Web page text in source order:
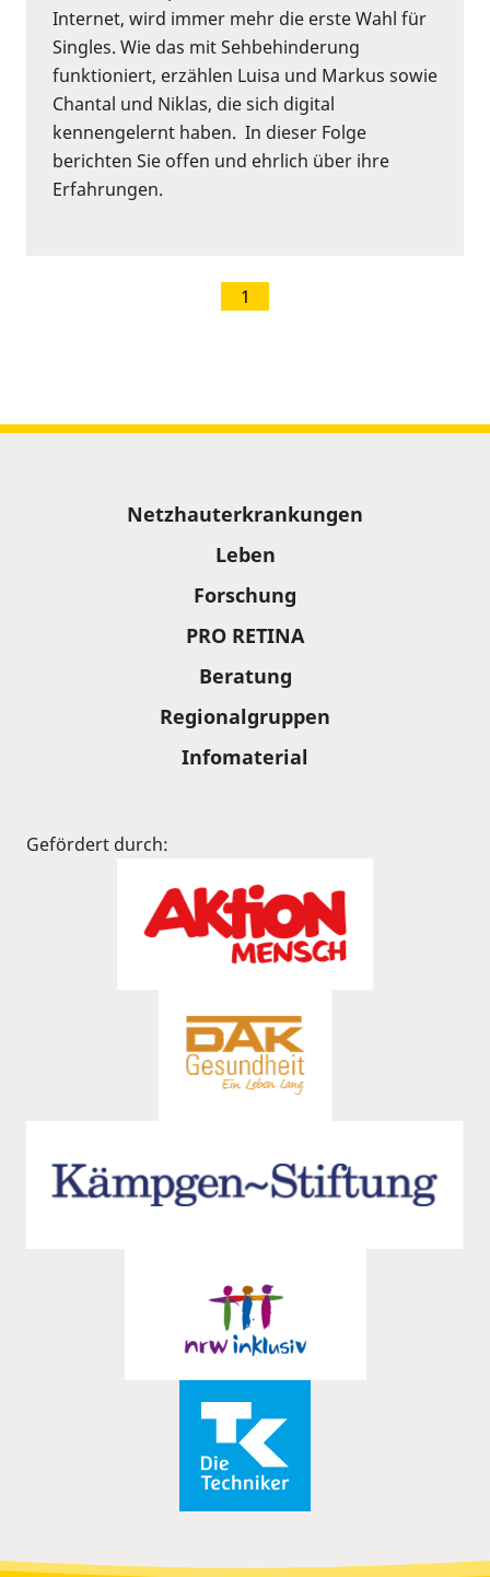
Internet, wird immer mehr die erste Wahl für
Singles. Wie das mit Sehbehinderung
funktioniert, erzählen Luisa und Markus sowie
Chantal und Niklas, die sich digital
kennengelernt haben. In dieser Folge
berichten Sie offen und ehrlich über ihre
Erfahrungen.
1
Netzhauterkrankungen
Leben
Forschung
PRO RETINA
Beratung
Regionalgruppen
Infomaterial
Gefördert durch: